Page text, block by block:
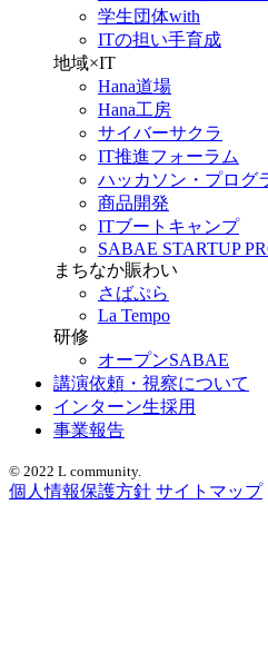
学生団体with
ITの担い手育成
地域×IT
Hana道場
Hana工房
サイバーサクラ
IT推進フォーラム
ハッカソン・プログ
商品開発
ITブートキャンプ
SABAE STARTUP
まちなか賑わい
さばぷら
La Tempo
研修
オープンSABAE
講演依頼・視察について
インターン生採用
事業報告
© 2022 L community.
個人情報保護方針 サイトマップ